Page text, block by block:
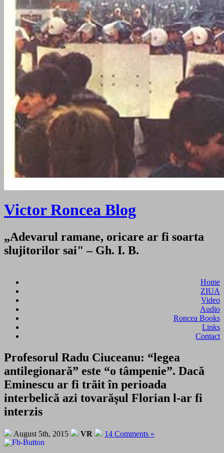
Victor Roncea Blog
„Adevarul ramane, oricare ar fi soarta
slujitorilor sai" – Gh. I. B.
Home
ZIUA
Video
Audio
Roncea Books
Links
Contact
Profesorul Radu Ciuceanu: “legea
antilegionară” este “o tâmpenie”. Dacă
Eminescu ar fi trăit în perioada
interbelică azi tovarăşul Florian l-ar fi
interzis
August 5th, 2015 VR 14 Comments »